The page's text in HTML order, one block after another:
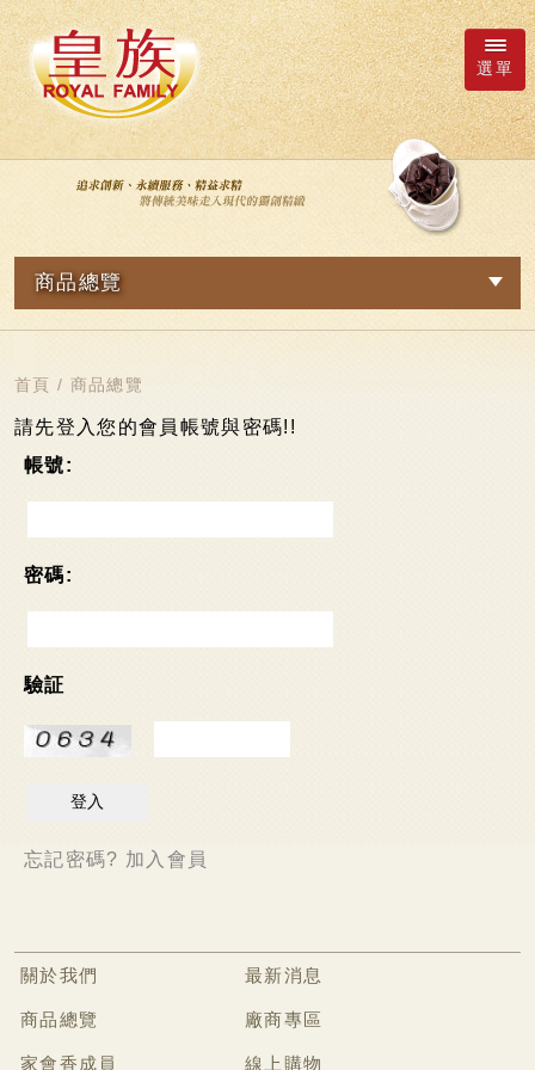
選單
語系
繁體中文
日本語
English
简体中文
最新消息
商品總覽
廠商專區
聯絡我們
商品總覽
網路訂購
新品專區
皇族Family
超市專區
可可麻糬系列
棉大福系列
麻糬派餅系列
香脆蛋捲
法式薄脆餅系列
巧克力披覆系列
水果酥系列
雪花酥系列
首頁 / 商品總覽
請先登入您的會員帳號與密碼!!
帳號:
密碼:
驗証
忘記密碼? 加入會員
關於我們 最新消息
商品總覽 廠商專區
家會香成員 線上購物